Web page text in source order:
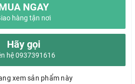
NGAY
hàng tận nơi
Hãy gọi
hệ 0937391616
xem sản phẩm này